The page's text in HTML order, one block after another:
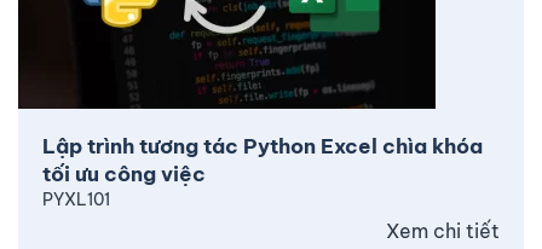
Lập trình tương tác Python Excel chìa khóa
tối ưu công việc
PYXL101
Xem chi tiết